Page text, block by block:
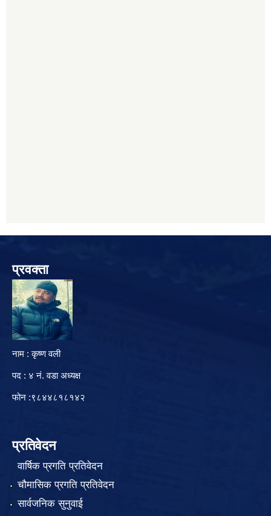
प्रवक्ता
नाम : कृष्ण वली
पद : ४ नं. वडा अध्यक्ष
फोन :९८४४८१८१४२
प्रतिवेदन
वार्षिक प्रगति प्रतिवेदन
चौमासिक प्रगति प्रतिवेदन
सार्वजनिक सुनुवाई